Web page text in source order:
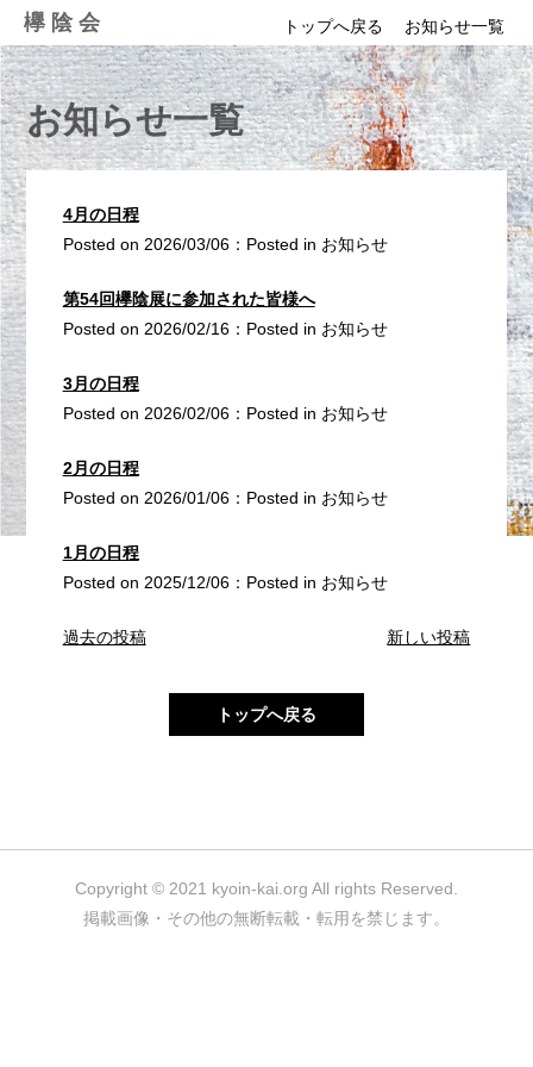
to
content
欅陰会 トップへ戻る お知らせ一覧
お知らせ一覧
4月の日程
Posted on 2026/03/06： Posted in お知らせ
第54回欅陰展に参加された皆様へ
Posted on 2026/02/16： Posted in お知らせ
3月の日程
Posted on 2026/02/06： Posted in お知らせ
2月の日程
Posted on 2026/01/06： Posted in お知らせ
1月の日程
Posted on 2025/12/06： Posted in お知らせ
投
過去の投稿 新しい投稿
トップへ戻る
Copyright © 2021 kyoin-kai.org All rights Reserved.
掲載画像・その他の無断転載・転用を禁じます。